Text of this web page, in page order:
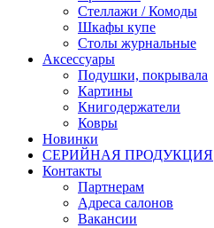
Стеллажи / Комоды
Шкафы купе
Столы журнальные
Аксессуары
Подушки, покрывала
Картины
Книгодержатели
Ковры
Новинки
СЕРИЙНАЯ ПРОДУКЦИЯ
Контакты
Партнерам
Адреса салонов
Вакансии